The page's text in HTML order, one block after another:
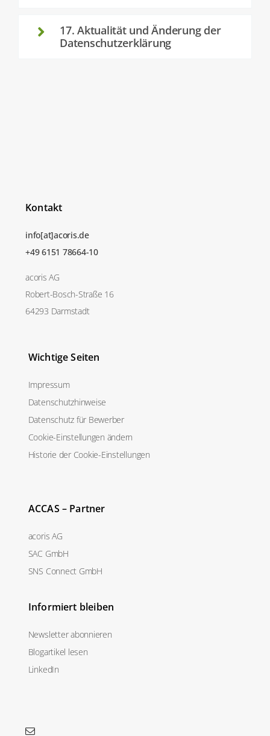
17. Aktualität und Änderung der
Datenschutzerklärung
Kontakt
info[at]acoris.de
+49 6151 78664-10
acoris AG
Robert-Bosch-Straße 16
64293 Darmstadt
Wichtige Seiten
Impressum
Datenschutzhinweise
Datenschutz für Bewerber
Cookie-Einstellungen ändern
Historie der Cookie-Einstellungen
ACCAS – Partner
acoris AG
SAC GmbH
SNS Connect GmbH
Informiert bleiben
Newsletter abonnieren
Blogartikel lesen
LinkedIn